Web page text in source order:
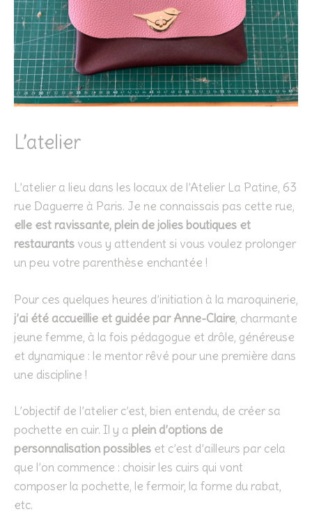
L’atelier
L’atelier a lieu dans les locaux de l’Atelier La Patine, 63
rue Daguerre à Paris. Je ne connaissais pas cette rue,
elle est ravissante, plein de jolies boutiques et
restaurants vous y attendent si vous voulez prolonger
un peu votre parenthèse enchantée !
Pour ces quelques heures d’initiation à la maroquinerie,
j’ai été accueillie et guidée par Anne-Claire, charmante
jeune femme, à la fois pédagogue et drôle, généreuse
et dynamique : le mentor rêvé pour une première dans
une discipline !
L’objectif de l’atelier c’est, bien entendu, de créer sa
pochette en cuir. Il y a plein d’options de
personnalisation possibles et c’est d’ailleurs par cela
que l’on commence : choisir les cuirs qui vont
composer la pochette, le fermoir, la forme du rabat,
etc.